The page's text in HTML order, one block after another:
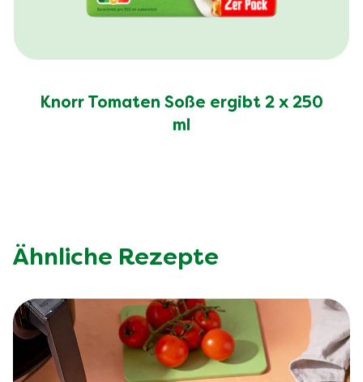
Knorr Tomaten Soße ergibt 2 x 250
ml
Ähnliche Rezepte